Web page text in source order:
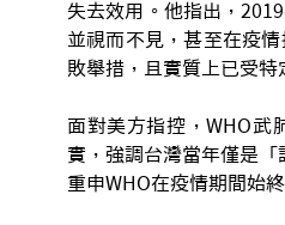
失去效用。他指出，
並視而不見，甚至在疫
敗舉措，且實質上已受特
面對美方指控，WHO武
實，強調台灣當年僅是
重申WHO在疫情期間始